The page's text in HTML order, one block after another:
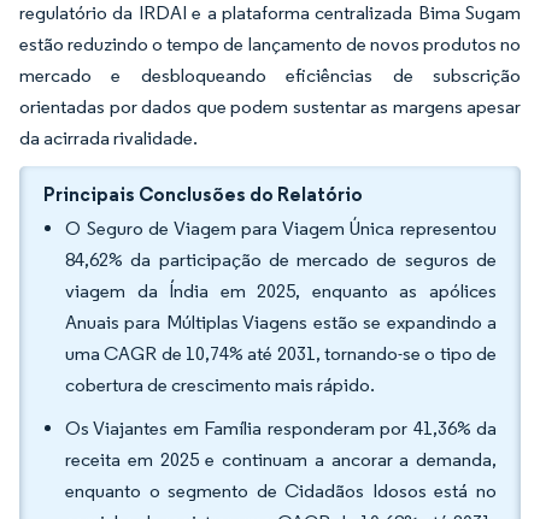
regulatório da IRDAI e a plataforma centralizada Bima Sugam
estão reduzindo o tempo de lançamento de novos produtos no
mercado e desbloqueando eficiências de subscrição
orientadas por dados que podem sustentar as margens apesar
da acirrada rivalidade.
Principais Conclusões do Relatório
O Seguro de Viagem para Viagem Única representou
84,62% da participação de mercado de seguros de
viagem da Índia em 2025, enquanto as apólices
Anuais para Múltiplas Viagens estão se expandindo a
uma CAGR de 10,74% até 2031, tornando-se o tipo de
cobertura de crescimento mais rápido.
Os Viajantes em Família responderam por 41,36% da
receita em 2025 e continuam a ancorar a demanda,
enquanto o segmento de Cidadãos Idosos está no